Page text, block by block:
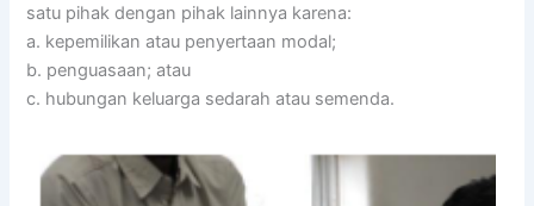
satu pihak dengan pihak lainnya karena:
a. kepemilikan atau penyertaan modal;
b. penguasaan; atau
c. hubungan keluarga sedarah atau semenda.